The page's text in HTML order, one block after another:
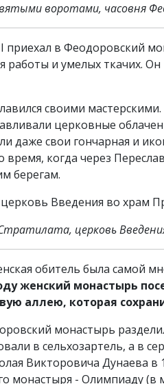
воротами, часовня
приехал в Феодоровский
работы и умелых ткачих.
своими
церковные
даже свои гончарная и
когда через
берегам.
церковь
обитель была самой
женский монастырь
аллею, которая
монастырь
в сельхозартель, а в
Викторовича Дунаева в
монастыря - Олимпиаду (в